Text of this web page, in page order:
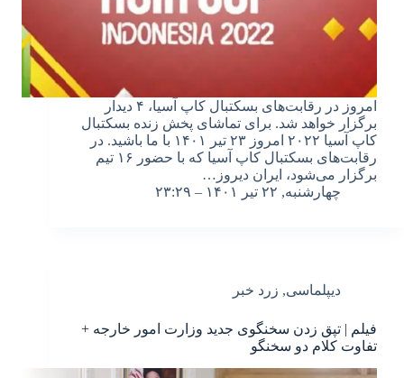
امروز در رقابت‌های بسکتبال کاپ آسیا، ۴ دیدار
برگزار خواهد شد. برای تماشای پخش زنده بسکتبال
کاپ آسیا ۲۰۲۲ امروز ۲۳ تیر ۱۴۰۱ با ما باشید. در
رقابت‌های بسکتبال کاپ آسیا که با حضور ۱۶ تیم
برگزار می‌شود،‌ ایران دیروز…
چهارشنبه, ۲۲ تیر ۱۴۰۱ – ۲۳:۲۹
دیپلماسی, زرد خبر
فیلم | تپق زدن سخنگوی جدید وزارت امور خارجه +
تفاوت کلام دو سخنگو